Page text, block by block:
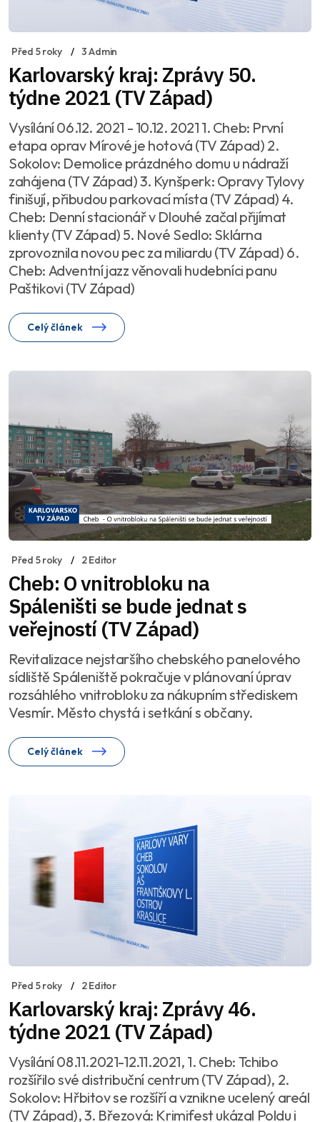
Před 5 roky 3 Admin
Karlovarský kraj: Zprávy 50.
týdne 2021 (TV Západ)
Vysílání 06.12. 2021 - 10.12. 2021 1. Cheb: První
etapa oprav Mírové je hotová (TV Západ) 2.
Sokolov: Demolice prázdného domu u nádraží
zahájena (TV Západ) 3. Kynšperk: Opravy Tylovy
finišují, přibudou parkovací místa (TV Západ) 4.
Cheb: Denní stacionář v Dlouhé začal přijímat
klienty (TV Západ) 5. Nové Sedlo: Sklárna
zprovoznila novou pec za miliardu (TV Západ) 6.
Cheb: Adventní jazz věnovali hudebníci panu
Paštikovi (TV Západ)
Celý článek
Před 5 roky 2 Editor
Cheb: O vnitrobloku na
Spáleništi se bude jednat s
veřejností (TV Západ)
Revitalizace nejstaršího chebského panelového
sídliště Spáleniště pokračuje v plánovaní úprav
rozsáhlého vnitrobloku za nákupním střediskem
Vesmír. Město chystá i setkání s občany.
Celý článek
Před 5 roky 2 Editor
Karlovarský kraj: Zprávy 46.
týdne 2021 (TV Západ)
Vysílání 08.11.2021-12.11.2021, 1. Cheb: Tchibo
rozšířilo své distribuční centrum (TV Západ), 2.
Sokolov: Hřbitov se rozšíří a vznikne ucelený areál
(TV Západ), 3. Březová: Krimifest ukázal Poldu i